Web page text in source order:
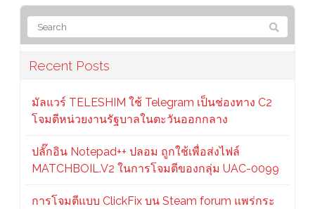
Recent Posts
มัลแวร์ TELESHIM ใช้ Telegram เป็นช่องทาง C2
โจมตีหน่วยงานรัฐบาลในตะวันออกกลาง
ปลั๊กอิน Notepad++ ปลอม ถูกใช้เพื่อส่งไฟล์
MATCHBOIL.V2 ในการโจมตีของกลุ่ม UAC-0099
การโจมตีแบบ ClickFix บน Steam forum แพร่กระ